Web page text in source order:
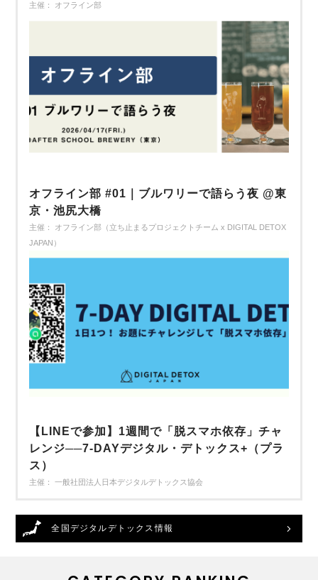
主催： オフライン部
オフライン部 #01｜ブルワリーで語らう夜 @東
京・池尻大橋
主催： オフライン部（立ち止まるプロジェクトチーム x DIGITAL DETOX
JAPAN）
【LINEで参加】1週間で「脱スマホ依存」チャ
レンジ──7-DAYデジタル・デトックス+（プラ
ス）
主催： 一般社団法人日本デジタルデトックス協会
全国デジタルデトックス情報